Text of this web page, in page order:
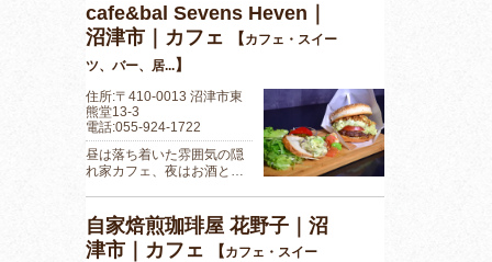
cafe&bal Sevens Heven｜
沼津市｜カフェ
【カフェ・スイー
ツ、バー、居...】
住所:〒410-0013 沼津市東
熊堂13-3
電話:055-924-1722
昼は落ち着いた雰囲気の隠
れ家カフェ、夜はお酒と…
自家焙煎珈琲屋 花野子｜沼
津市｜カフェ
【カフェ・スイー